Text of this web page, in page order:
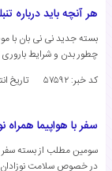
هر آنچه باید درباره
بسته جدید نی نی بان با
چطور بدن و شرایط باروری
کد خبر: ۵۷۵۹۲
تاریخ
سفر با هواپیما همراه
سومین مطلب از بسته سفر
در خصوص سلامت نوزادان